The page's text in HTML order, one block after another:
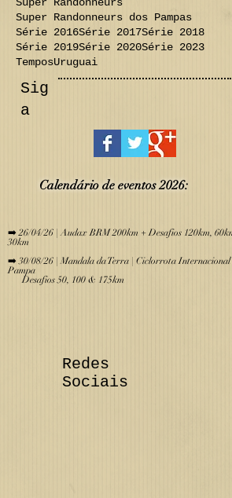
RegulamentosRelease
Revista Bicicleta Seguro
Super Randonneurs
Super Randonneurs dos Pampas
Série 2016Série 2017
Série 2019Série 2020Série 2023
Tempos
​
➡️ 26/04/26 | Audax BRM 200km + Desafios 120km,
30km